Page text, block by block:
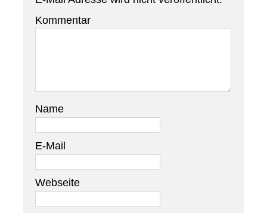
Kommentar
Name
E-Mail
Webseite